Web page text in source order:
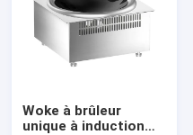
Woke à brûleur
unique à induction